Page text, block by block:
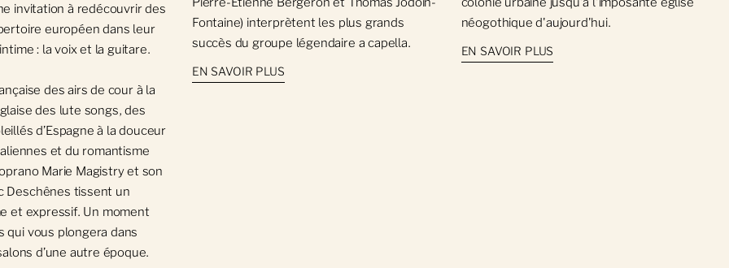
invitation à redécouvrir des
européen dans leur
: la voix et la guitare.
des airs de cour à la
des lute songs, des
d’Espagne à la douceur
et du romantisme
Marie Magistry et son
Deschênes tissent un
et expressif. Un moment
qui vous plongera dans
d’une autre époque.
Fontaine) interprètent les plus grands
succès du groupe légendaire a capella.
EN SAVOIR PLUS
néogothique d'aujourd'hui.
EN SAVOIR PLUS